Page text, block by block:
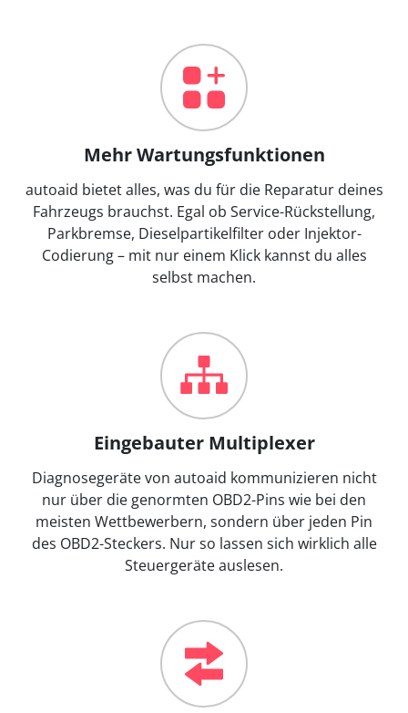
Mehr Wartungsfunktionen
autoaid bietet alles, was du für die Reparatur deines
Fahrzeugs brauchst. Egal ob Service-Rückstellung,
Parkbremse, Dieselpartikelfilter oder Injektor-
Codierung – mit nur einem Klick kannst du alles
selbst machen.
Eingebauter Multiplexer
Diagnosegeräte von autoaid kommunizieren nicht
nur über die genormten OBD2-Pins wie bei den
meisten Wettbewerbern, sondern über jeden Pin
des OBD2-Steckers. Nur so lassen sich wirklich alle
Steuergeräte auslesen.